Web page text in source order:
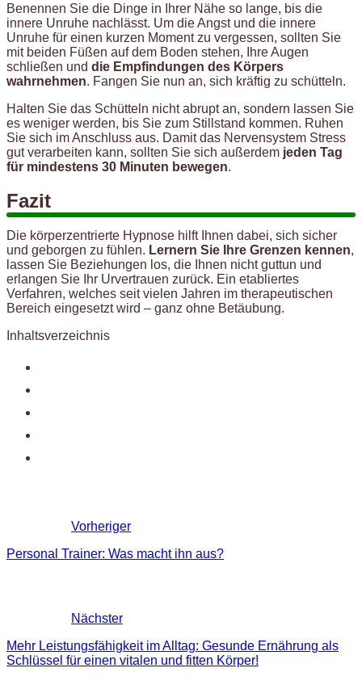
Benennen Sie die Dinge in Ihrer Nähe so lange, bis die
innere Unruhe nachlässt. Um die Angst und die innere
Unruhe für einen kurzen Moment zu vergessen, sollten Sie
mit beiden Füßen auf dem Boden stehen, Ihre Augen
schließen und die Empfindungen des Körpers
wahrnehmen. Fangen Sie nun an, sich kräftig zu schütteln.
Halten Sie das Schütteln nicht abrupt an, sondern lassen Sie
es weniger werden, bis Sie zum Stillstand kommen. Ruhen
Sie sich im Anschluss aus. Damit das Nervensystem Stress
gut verarbeiten kann, sollten Sie sich außerdem jeden Tag
für mindestens 30 Minuten bewegen.
Fazit
Die körperzentrierte Hypnose hilft Ihnen dabei, sich sicher
und geborgen zu fühlen. Lernern Sie Ihre Grenzen kennen,
lassen Sie Beziehungen los, die Ihnen nicht guttun und
erlangen Sie Ihr Urvertrauen zurück. Ein etabliertes
Verfahren, welches seit vielen Jahren im therapeutischen
Bereich eingesetzt wird – ganz ohne Betäubung.
Inhaltsverzeichnis
Vorheriger
Personal Trainer: Was macht ihn aus?
Nächster
Mehr Leistungsfähigkeit im Alltag: Gesunde Ernährung als
Schlüssel für einen vitalen und fitten Körper!